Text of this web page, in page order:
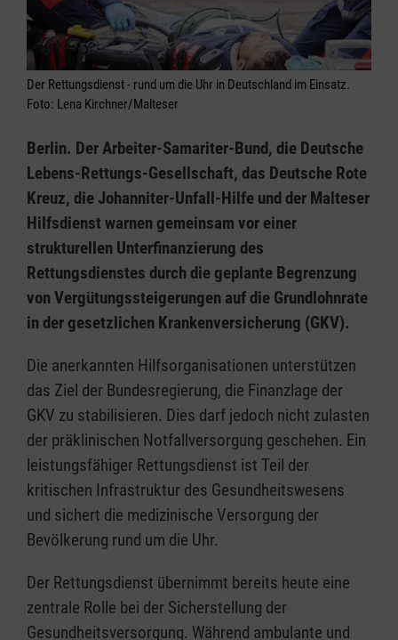
Der Rettungsdienst - rund um die Uhr in Deutschland im Einsatz.
Foto: Lena Kirchner/Malteser
Berlin. Der Arbeiter-Samariter-Bund, die Deutsche
Lebens-Rettungs-Gesellschaft, das Deutsche Rote
Kreuz, die Johanniter-Unfall-Hilfe und der Malteser
Hilfsdienst warnen gemeinsam vor einer
strukturellen Unterfinanzierung des
Rettungsdienstes durch die geplante Begrenzung
von Vergütungssteigerungen auf die Grundlohnrate
in der gesetzlichen Krankenversicherung (GKV).
Die anerkannten Hilfsorganisationen unterstützen
das Ziel der Bundesregierung, die Finanzlage der
GKV zu stabilisieren. Dies darf jedoch nicht zulasten
der präklinischen Notfallversorgung geschehen. Ein
leistungsfähiger Rettungsdienst ist Teil der
kritischen Infrastruktur des Gesundheitswesens
und sichert die medizinische Versorgung der
Bevölkerung rund um die Uhr.
Der Rettungsdienst übernimmt bereits heute eine
zentrale Rolle bei der Sicherstellung der
Gesundheitsversorgung. Während ambulante und